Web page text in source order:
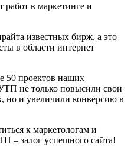
в маркетинге и
известных бирж, а это
в области интернет
50 проектов наших
не только повысили свои
но и увеличили конверсию в
к маркетологам и
– залог успешного сайта!